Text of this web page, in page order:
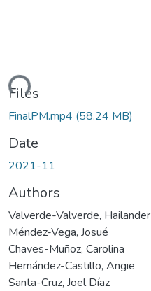
Files
FinalPM.mp4 (58.24 MB)
Date
2021-11
Authors
Valverde-Valverde, Hailander
Méndez-Vega, Josué
Chaves-Muñoz, Carolina
Hernández-Castillo, Angie
Santa-Cruz, Joel Díaz